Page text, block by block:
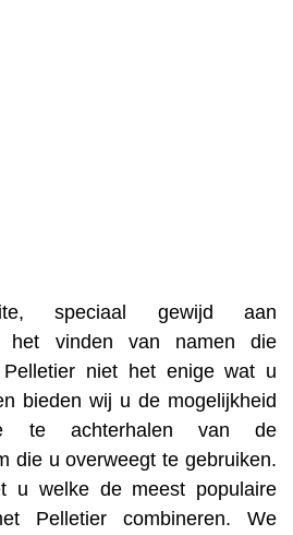
speciaal gewijd aan
het vinden van namen die
Pelletier niet het enige wat u
bieden wij u de mogelijkheid
te achterhalen van de
die u overweegt te gebruiken.
u welke de meest populaire
Pelletier combineren. We